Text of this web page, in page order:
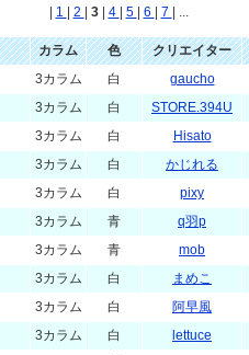
1 2 3 4 5 6 7 | ...
カラム 色
クリエイター
3カラム 白
gaucho
3カラム 白
STORE.394U
3カラム 白
Hisato
3カラム 白
かじれる
3カラム 白
pixy
3カラム 青
q羽p
3カラム 青
mob
3カラム 白
まめこ
3カラム 白
阿早風
3カラム 白
lettuce